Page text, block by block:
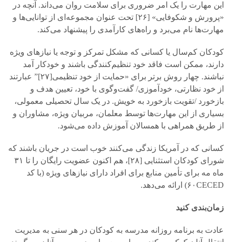
این مهارت را یک امر ضروری برای سلامت روان می‌داند. آنچه در
«پرورش و شکوفایی» [۲۶] تحت عنوان مجموعه‌ای از توانایی‌ها و
مهارت‌ها نام می‌برد و راه‌های کارآمدی را پیشنهاد می‌کند.
کودکان کم‌سال یا کسانی که مشکل تمرکز و توجه یا نیازهای ویژه
دارند، ممکن است فاقد خود تنظیم‌کنندگی باشند و خودکار آمد
نباشند. چهار روش برتر برای «حمایت از خود تنظیمی[۲۷]”
عبارتند
از خود نظارتی، خودآموزی/ گفت‌وگوی با خود، تعیین هدف و
بازخورد /تقویت بازخورد به خویش. در یک سال تحصیلی معمولی،
بسیاری از این مهارت‌ها توسط معلمان، مربیان ویژه، مشاوران و
از طریق همراهی با همسالان آموزش داده می‌شود.
کسانی که در آمریکا زندگی می‌کنند خوب است در جریان باشند که
شورای کودکان استثنایی [۲۸] ، هم اکنون عضویت رایگان را تا ۳۱
ماه مه برای تأمین منابع برای افراد دارای نیازهای ویژه (با کد
CECED۶۰) ارائه می‌دهد.
زمان‌بندی کنید
عادت به برنامه روزانه مدرسه به کودکان در هر سنی به مدیریت